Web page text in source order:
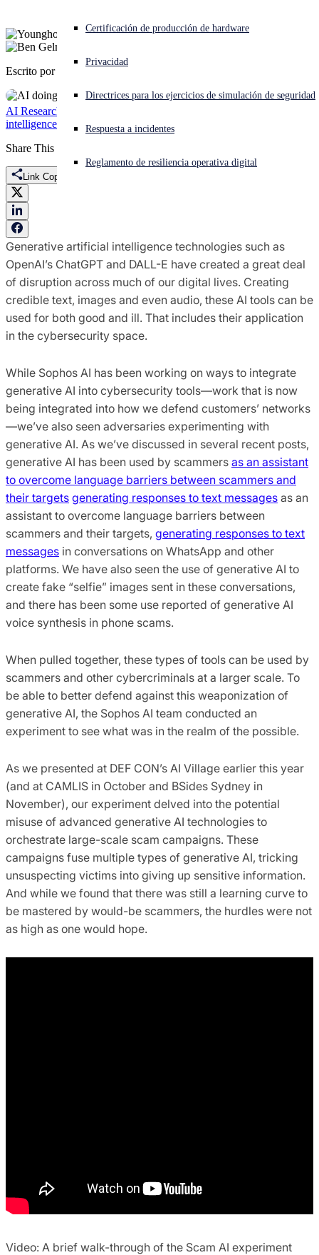
¿Está sufriendo un ciberataque? Obtenga ayuda ahora mismo
Iniciar sesión
Español Open language switcher
Certificación de producción de hardware
Privacidad
Directrices para los ejercicios de simulación de seguridad
Respuesta a incidentes
Reglamento de resiliencia operativa digital
Escrito por
AI Research
intelligence Featured Generative AI scams
Share This
Link Copied
Generative artificial intelligence technologies such as
OpenAI’s ChatGPT and DALL-E have created a great deal
of disruption across much of our digital lives. Creating
credible text, images and even audio, these AI tools can be
used for both good and ill. That includes their application
in the cybersecurity space.
While Sophos AI has been working on ways to integrate
generative AI into cybersecurity tools—work that is now
being integrated into how we defend customers’ networks
—we’ve also seen adversaries experimenting with
generative AI. As we’ve discussed in several recent posts,
generative AI has been used by scammers as an assistant
to overcome language barriers between scammers and
their targets generating responses to text messages as an
assistant to overcome language barriers between
scammers and their targets, generating responses to text
messages in conversations on WhatsApp and other
platforms. We have also seen the use of generative AI to
create fake “selfie” images sent in these conversations,
and there has been some use reported of generative AI
voice synthesis in phone scams.
When pulled together, these types of tools can be used by
scammers and other cybercriminals at a larger scale. To
be able to better defend against this weaponization of
generative AI, the Sophos AI team conducted an
experiment to see what was in the realm of the possible.
As we presented at DEF CON’s AI Village earlier this year
(and at CAMLIS in October and BSides Sydney in
November), our experiment delved into the potential
misuse of advanced generative AI technologies to
orchestrate large-scale scam campaigns. These
campaigns fuse multiple types of generative AI, tricking
unsuspecting victims into giving up sensitive information.
And while we found that there was still a learning curve to
be mastered by would-be scammers, the hurdles were not
as high as one would hope.
Video: A brief walk-through of the Scam AI experiment